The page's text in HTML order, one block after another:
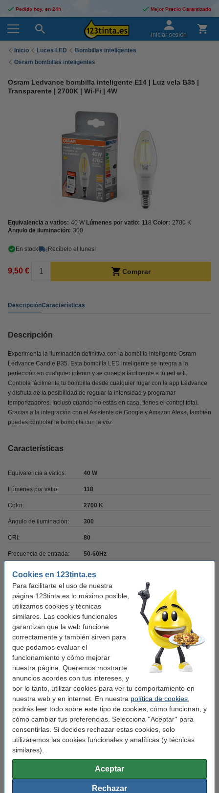
Cookies en 123tinta.es
Para facilitarte el uso de nuestra
página 123tinta.es lo máximo posible,
utilizamos cookies y técnicas
similares. Las cookies funcionales
garantizan que la web funcione
correctamente y también sirven para
que podamos evaluar el
funcionamiento y cómo mejorar
nuestra página. Queremos mostrarte
anuncios acordes con tus intereses, y
por lo tanto, utilizar cookies para ver tu comportamiento en
nuestra web y en internet. En nuestra política de cookies
podrás leer todo sobre este tipo de cookies, cómo funcionan, y
cómo cambiar tus preferencias. Selecciona ''Aceptar'' para
consentirlas. Si decides rechazar estas cookies, solo
utilizaremos las cookies funcionales y analíticas (y técnicas
similares).
Aceptar
Rechazar
Pedido hoy, en 24h Mejor Precio Garantizado
Iniciar sesión
Inicio Luces LED
Bombillas inteligentes
Osram bombillas inteligentes
Osram Ledvance bombilla inteligente E14 | Luz vela B35 |
Transparente | 2700K | Wi-Fi | 4W
Equivalencia a vatios: 40 W Lúmenes por vatio: 118 Color: 2700 K
Ángulo de iluminación: 300
En stock ¡Recíbelo el lunes!
9,50 € Comprar
DescripciónCaracterísticas
Descripción
Experimenta la iluminación definitiva con la bombilla inteligente Osram
Ledvance Candle B35. Esta bombilla LED inteligente se integra a la
perfección en cualquier interior y se conecta fácilmente a tu red wifi.
Controla fácilmente tu bombilla desde cualquier lugar con la app Ledvance
y disfruta de la posibilidad de regular la intensidad y programar
temporizadores. Incluso cuando no estás en casa, tienes el control total.
Gracias a la integración con el Asistente de Google y Amazon Alexa, también
puedes controlar la bombilla con la voz.
Características
Equivalencia a vatios: 40 W
Lúmenes por vatio: 118
Color: 2700 K
Ángulo de iluminación: 300
CRI: 80
Frecuencia de entrada: 50-60Hz
Temperatura de
Marca: Osram
Lámpara inteligente E14
Medidas: 115 x 35 x 35 x 35 mm
brillante
Voltaje mín: 220 - 240 V
Potencia lumínica: 470 lumen
Garantía: 3 años
Nivel seguridad: IP20
Uso: incluido
blanco cálido